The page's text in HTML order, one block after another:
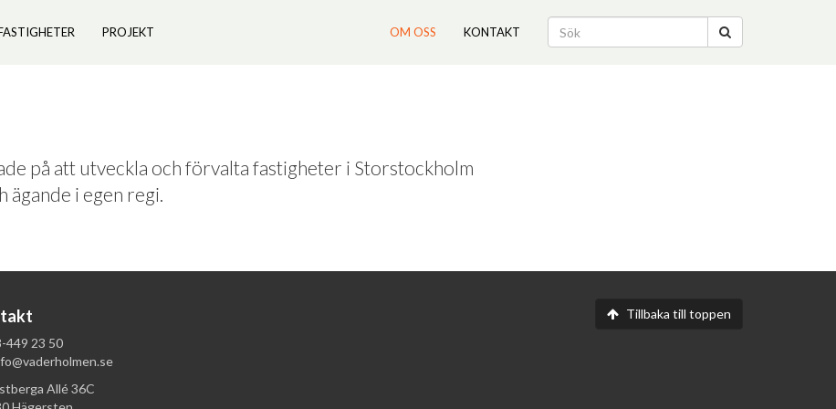
PROJEKT OM OSS KONTAKT
på att utveckla och förvalta fastigheter i Storstockholm
ägande i egen regi.
449 23 50
Allé 36C
Tillbaka till toppen